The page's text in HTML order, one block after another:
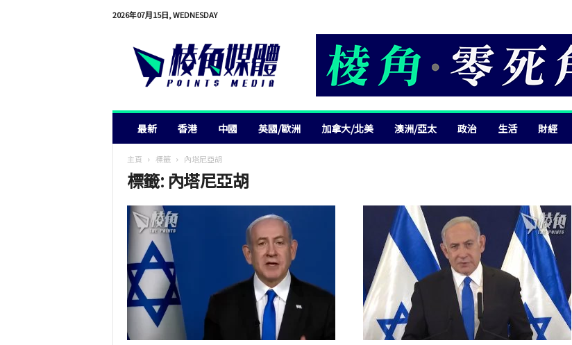
2026年07月15日, WEDNESDAY
最新 香港 中國 英國/歐洲 加拿大/北美 澳洲/亞太 政治 生活 財經
主頁 標籤 內塔尼亞胡
標籤: 內塔尼亞胡